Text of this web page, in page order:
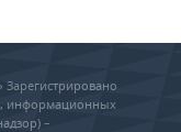
Зарегистрировано
информационных
–